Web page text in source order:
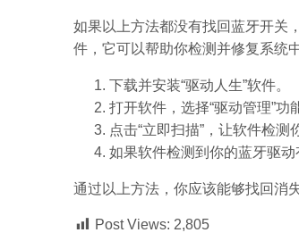
如果以上方法都没有找回蓝牙开关
件，它可以帮助你检测并修复系统
下载并安装“驱动人生”软件。
打开软件，选择“驱动管理”功
点击“立即扫描”，让软件检测
如果软件检测到你的蓝牙驱
通过以上方法，你应该能够找回消
Post Views: 2,805